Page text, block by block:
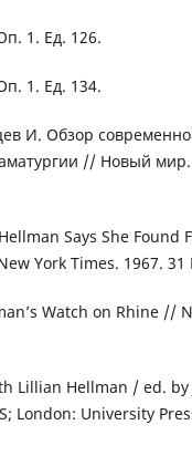
1. Ед. 126.
1. Ед. 134.
И. Обзор
// Новый
Says She Found
York Times. 1967. 31
Watch on Rhine //
Lillian Hellman / ed. by
London: University